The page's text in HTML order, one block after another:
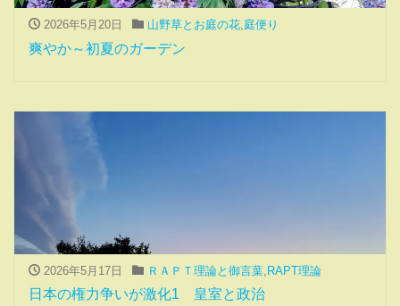
2026年5月20日 山野草とお庭の花,庭便り
爽やか～初夏のガーデン
2026年5月17日 ＲＡＰＴ理論と御言葉, RAPT理論
日本の権力争いが激化1 皇室と政治